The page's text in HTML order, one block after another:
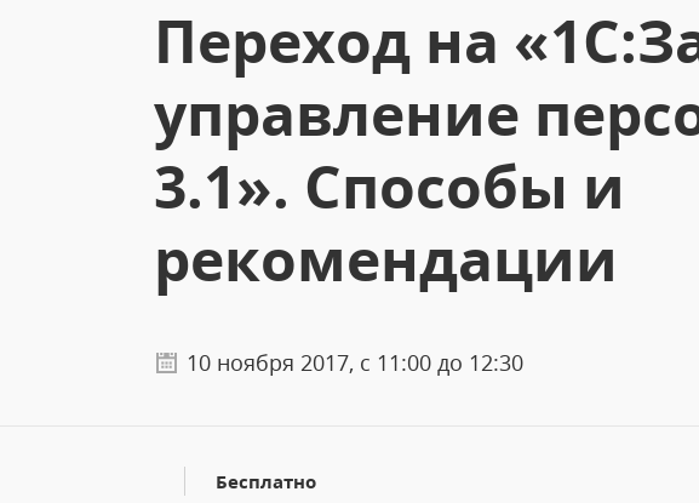
Переход на
управление
3.1». Способы и
рекомендации
10 ноября 2017, с 11:00 до 12:30
Бесплатно